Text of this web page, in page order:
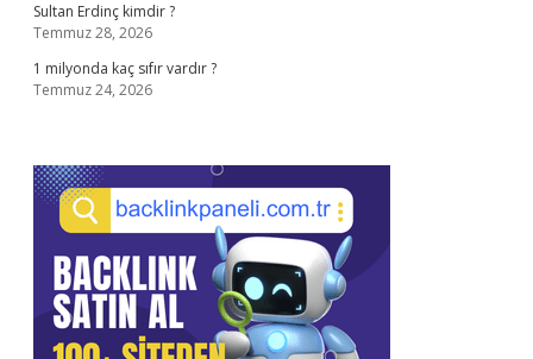
Sultan Erdinç kimdir ?
Temmuz 28, 2026
1 milyonda kaç sıfır vardır ?
Temmuz 24, 2026